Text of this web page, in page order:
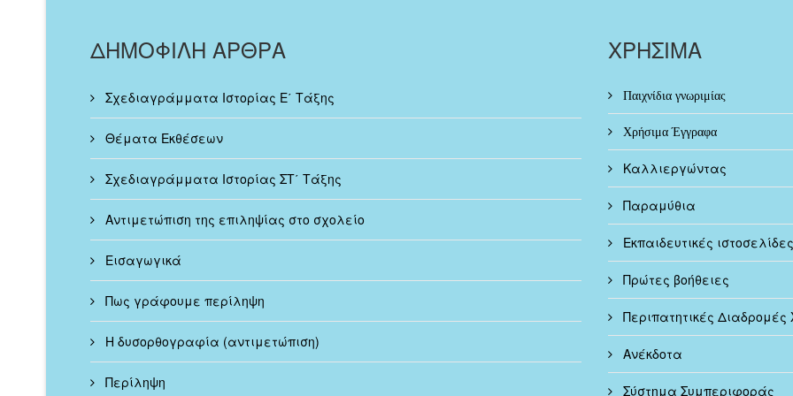
ΔΗΜΟΦΙΛΗ ΑΡΘΡΑ
Σχεδιαγράμματα Ιστορίας Ε΄ Τάξης
Θέματα Εκθέσεων
Σχεδιαγράμματα Ιστορίας ΣΤ΄ Τάξης
Αντιμετώπιση της επιληψίας στο σχολείο
Εισαγωγικά
Πως γράφουμε περίληψη
Η δυσορθογραφία (αντιμετώπιση)
Περίληψη
ΧΡΗΣΙΜΑ
Παιχνίδια γνωριμίας
Χρήσιμα Έγγραφα
Καλλιεργώντας
Παραμύθια
Εκπαιδευτικές ιστοσελίδες
Πρώτες βοήθειες
Περιπατητικές Διαδρομές
Ανέκδοτα
Σύστημα Συμπεριφοράς